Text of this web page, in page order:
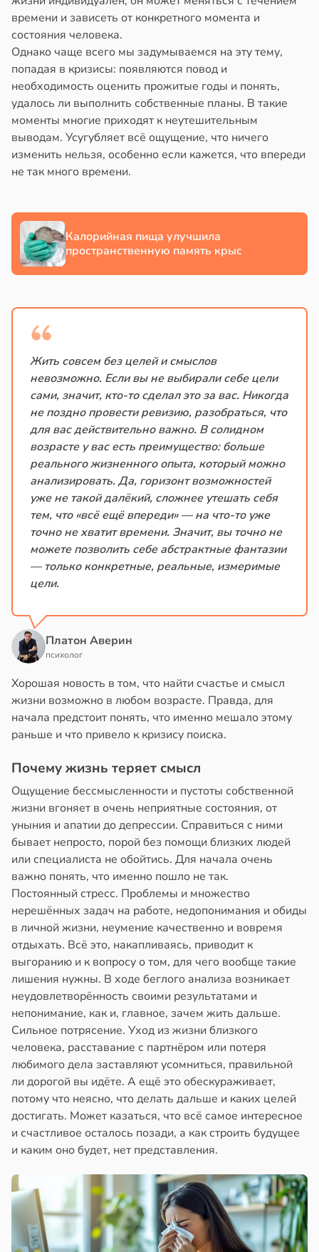
времени и зависеть от конкретного момента и
состояния человека.
Однако чаще всего мы задумываемся на эту тему,
попадая в кризисы: появляются повод и
необходимость оценить прожитые годы и понять,
удалось ли выполнить собственные планы. В такие
моменты многие приходят к неутешительным
выводам. Усугубляет всё ощущение, что ничего
изменить нельзя, особенно если кажется, что впереди
не так много времени.
Калорийная пища улучшила
пространственную память крыс
Жить совсем без целей и смыслов
невозможно. Если вы не выбирали себе цели
сами, значит, кто-то сделал это за вас. Никогда
не поздно провести ревизию, разобраться, что
для вас действительно важно. В солидном
возрасте у вас есть преимущество: больше
реального жизненного опыта, который можно
анализировать. Да, горизонт возможностей
уже не такой далёкий, сложнее утешать себя
тем, что «всё ещё впереди» — на что-то уже
точно не хватит времени. Значит, вы точно не
можете позволить себе абстрактные фантазии
— только конкретные, реальные, измеримые
цели.
Платон Аверин
психолог
Хорошая новость в том, что найти счастье и смысл
жизни возможно в любом возрасте. Правда, для
начала предстоит понять, что именно мешало этому
раньше и что привело к кризису поиска.
Почему жизнь теряет смысл
Ощущение бессмысленности и пустоты собственной
жизни вгоняет в очень неприятные состояния, от
уныния и апатии до депрессии. Справиться с ними
бывает непросто, порой без помощи близких людей
или специалиста не обойтись. Для начала очень
важно понять, что именно пошло не так.
Постоянный стресс. Проблемы и множество
нерешённых задач на работе, недопонимания и обиды
в личной жизни, неумение качественно и вовремя
отдыхать. Всё это, накапливаясь, приводит к
выгоранию и к вопросу о том, для чего вообще такие
лишения нужны. В ходе беглого анализа возникает
неудовлетворённость своими результатами и
непонимание, как и, главное, зачем жить дальше.
Сильное потрясение. Уход из жизни близкого
человека, расставание с партнёром или потеря
любимого дела заставляют усомниться, правильной
ли дорогой вы идёте. А ещё это обескураживает,
потому что неясно, что делать дальше и каких целей
достигать. Может казаться, что всё самое интересное
и счастливое осталось позади, а как строить будущее
и каким оно будет, нет представления.